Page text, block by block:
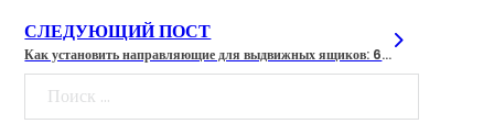
СЛЕДУЮЩИЙ ПОСТ
Как установить направляющие для выдвижных ящиков: 6 шагов для идеальной посадки
Поиск